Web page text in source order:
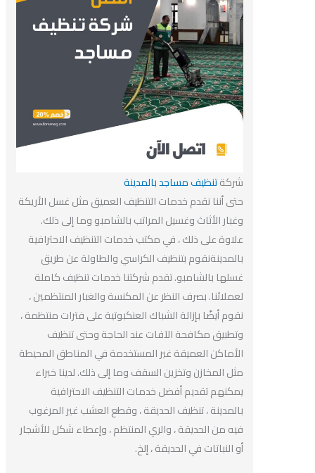
شركةتنظيف مساجد بالمدينة
حتى أننا نقدم خدمات التنظيف العميق مثل غسل الأريكة
وغبار الأثاث وغسيل المراتب بالشامبو وما إلى ذلك.
علاوة على ذلك ، في مكتب خدمات التنظيف الاحترافية
بالمدينةنقوم بتنظيف الكراسي والطاولة عن طريق
غسلها بالشامبو. تقدم شركتنا خدمات تنظيف كاملة
لعملائنا. بصرف النظر عن المكنسة والغبار المنتظمين ،
نقوم أيضًا بإزالة الشباك العنكبوتية على فترات منتظمة ،
وتطبيق مكافحة الآفات عند الحاجة وحتى تنظيف
الأماكن العميقة غير المستخدمة في المناطق المحيطة
مثل المخازن وتخزين السقف وما إلى ذلك. لدينا خبراء
يمكنهم تقديم أفضل خدمات التنظيف الاحترافية
بالمدينة ، تنظيف الحديقة ، وقطع العشب غير المرغوب
فيه من الحديقة ، والري المنتظم ، وإعطاء شكل للأشجار
أو النباتات في الحديقة ، إلخ.